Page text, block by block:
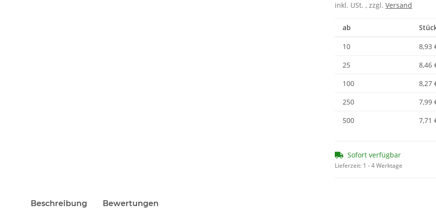
inkl. USt. , zzgl. Versand
ab
10
8,93
25
8,46
100
8,27
250
7,99
500
7,71
Sofort verfügbar
Lieferzeit: 1 - 4 Werktage
weitere Registerkarten anzeigen
Beschreibung Bewertungen